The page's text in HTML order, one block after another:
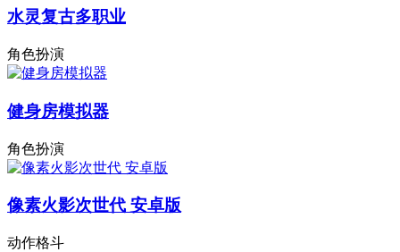
水灵复古多职业
角色扮演
健身房模拟器
角色扮演
像素火影次世代 安卓版
动作格斗